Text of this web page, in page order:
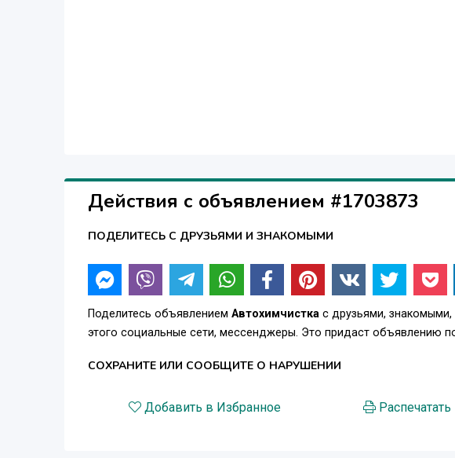
Действия с объявлением #1703873
ПОДЕЛИТЕСЬ С ДРУЗЬЯМИ И ЗНАКОМЫМИ
Поделитесь объявлением Автохимчистка с друзьями, знакомыми,
этого социальные сети, мессенджеры. Это придаст объявлению
СОХРАНИТЕ ИЛИ СООБЩИТЕ О НАРУШЕНИИ
Добавить в Избранное Распечатать